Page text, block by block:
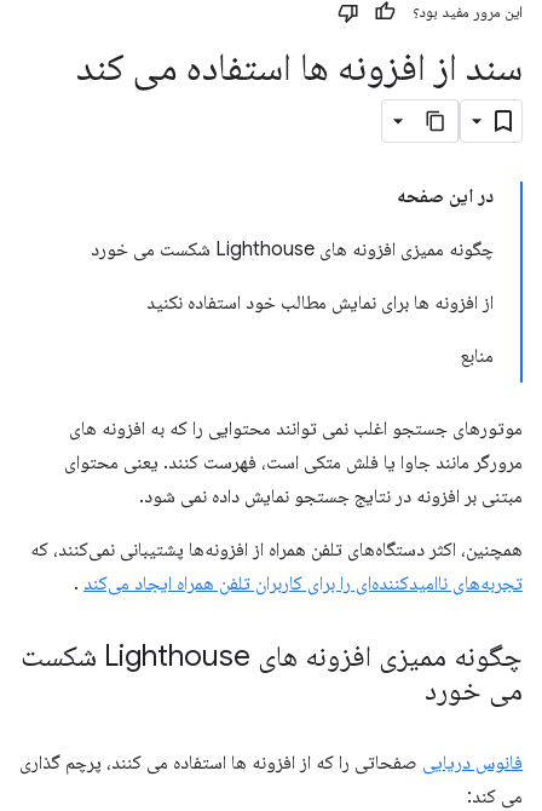
این مرور مفید بود؟
سند از افزونه ها استفاده می کند
در این صفحه
چگونه ممیزی افزونه های Lighthouse شکست می خورد
از افزونه ها برای نمایش مطالب خود استفاده نکنید
منابع
موتورهای جستجو اغلب نمی توانند محتوایی را که به افزونه های
مرورگر مانند جاوا یا فلش متکی است، فهرست کنند. یعنی محتوای
مبتنی بر افزونه در نتایج جستجو نمایش داده نمی شود.
همچنین، اکثر دستگاه‌های تلفن همراه از افزونه‌ها پشتیبانی نمی‌کنند، که
تجربه‌های ناامیدکننده‌ای را برای کاربران تلفن همراه ایجاد می‌کند .
چگونه ممیزی افزونه های Lighthouse شکست
می خورد
فانوس دریایی صفحاتی را که از افزونه ها استفاده می کنند، پرچم گذاری
می کند: